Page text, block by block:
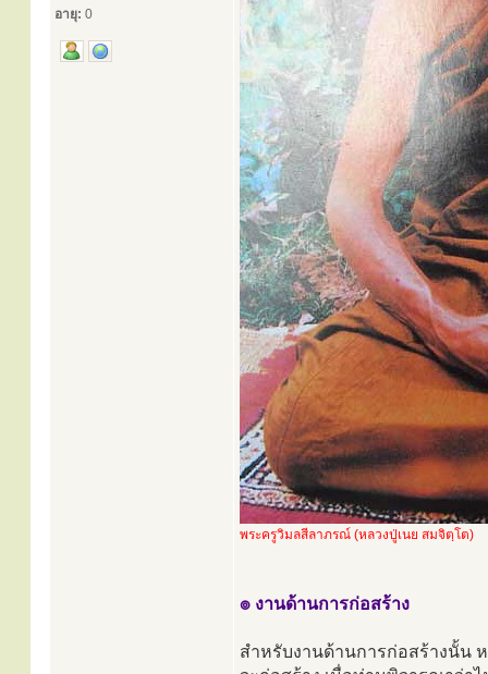
อายุ: 0
พระครูวิมลสีลาภรณ์ (หลวงปู่เนย สมจิตฺโต)
๏ งานด้านการก่อสร้าง
สำหรับงานด้านการก่อสร้างนั้น